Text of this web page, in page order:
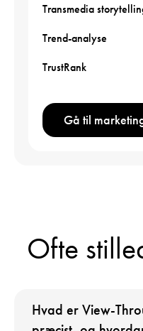
Transmedia
Trend-analyse
TrustRank
Gå til
Ofte
Hvad er View-